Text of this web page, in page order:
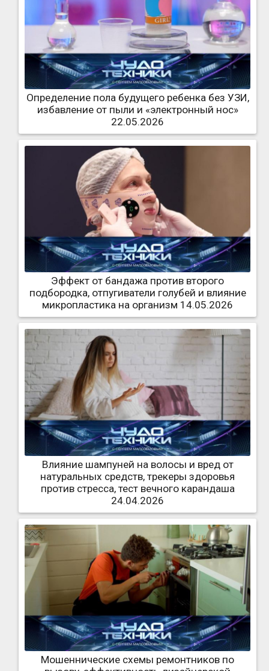
Определение пола будущего ребенка без УЗИ,
избавление от пыли и «электронный нос»
22.05.2026
Эффект от бандажа против второго
подбородка, отпугиватели голубей и влияние
микропластика на организм 14.05.2026
Влияние шампуней на волосы и вред от
натуральных средств, трекеры здоровья
против стресса, тест вечного карандаша
24.04.2026
Мошеннические схемы ремонтников по